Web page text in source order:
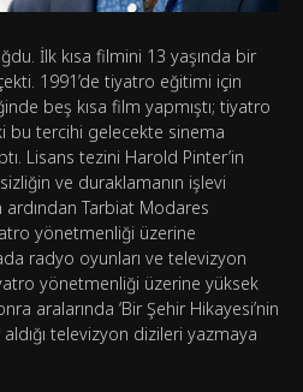
İlk kısa filmini 13 yaşında bir
1991’de tiyatro eğitimi için
beş kısa film yapmıştı; tiyatro
bu tercihi gelecekte sinema
Lisans tezini Harold Pinter’in
ve duraklamanın işlevi
Tarbiat Modares
yönetmenliği üzerine
radyo oyunları ve televizyon
yönetmenliği üzerine yüksek
aralarında ‘Bir Şehir Hikayesi’nin
televizyon dizileri yazmaya